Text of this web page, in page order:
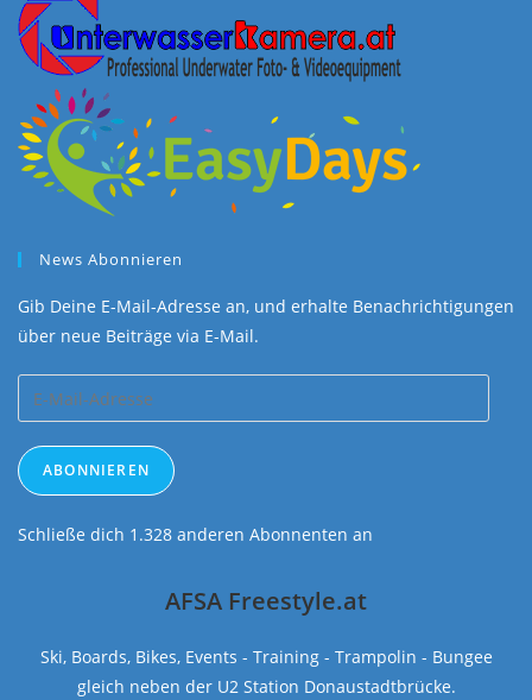
News Abonnieren
Gib Deine E-Mail-Adresse an, und erhalte Benachrichtigungen
über neue Beiträge via E-Mail.
Mail-
Adresse
ABONNIEREN
Schließe dich 1.328 anderen Abonnenten an
AFSA Freestyle.at
Ski, Boards, Bikes, Events - Training - Trampolin - Bungee
gleich neben der U2 Station Donaustadtbrücke.